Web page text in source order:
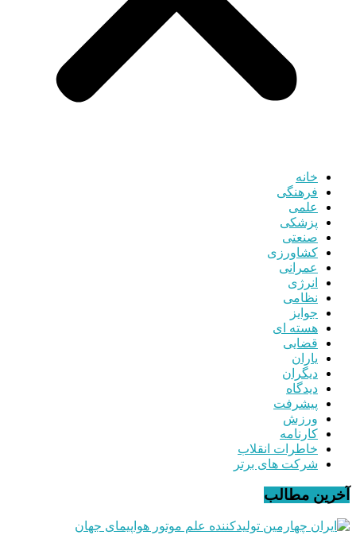
خانه
فرهنگی
علمی
پزشکی
صنعتی
کشاورزی
عمرانی
انرژی
نظامی
جوایز
هسته ای
قضایی
یاران
دیگران
دیدگاه
پیشرفت
ورزش
کارنامه
خاطرات انقلاب
شرکت های برتر
آخرین مطالب